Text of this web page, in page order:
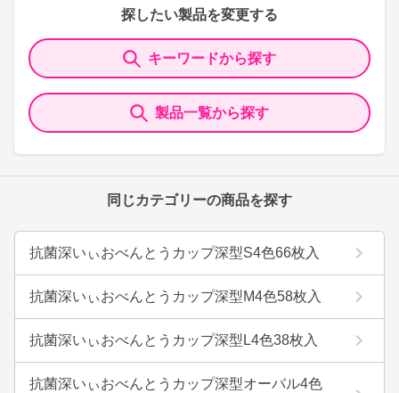
探したい製品を変更する
キーワードから探す
製品一覧から探す
同じカテゴリーの商品を探す
抗菌深いぃおべんとうカップ深型S4色66枚入
抗菌深いぃおべんとうカップ深型M4色58枚入
抗菌深いぃおべんとうカップ深型L4色38枚入
抗菌深いぃおべんとうカップ深型オーバル4色